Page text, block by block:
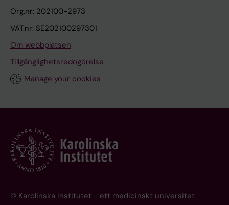
Org.nr: 202100-2973
VAT.nr: SE202100297301
Om webbplatsen
Tillgänglighetsredogörelse
Manage your cookies
© Karolinska Institutet - ett medicinskt universitet